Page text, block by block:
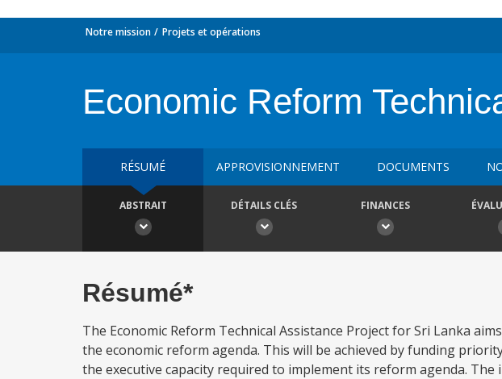
Notre mission Projets et opérations
Economic Reform
RÉSUMÉ APPROVISIONNEMENT DOCUMENTS
ABSTRAIT DÉTAILS CLÉS FINANCES
Résumé*
The Economic Reform Technical Assistance Project for Sri Lanka
the economic reform agenda. This will be achieved by funding
the executive capacity required to implement its reform agenda.